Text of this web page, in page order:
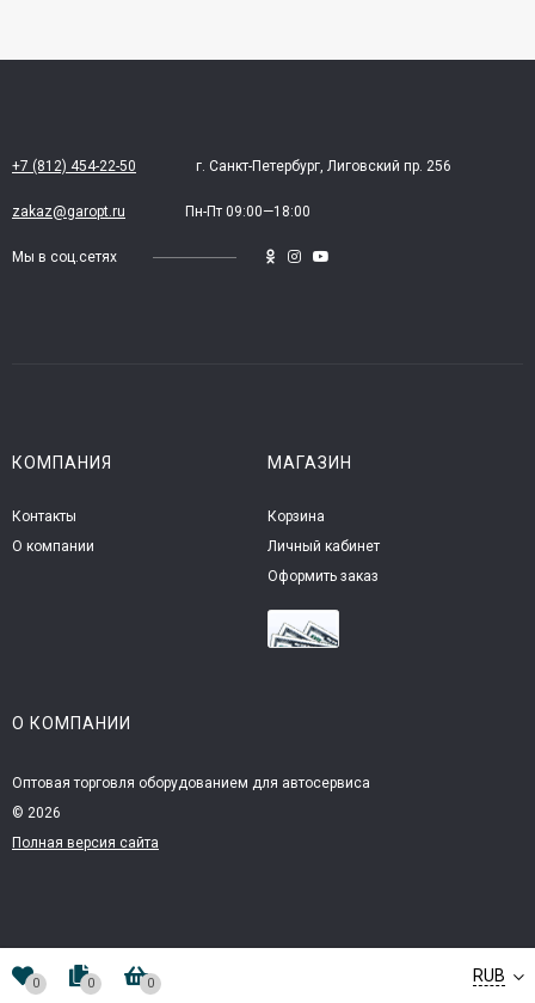
+7 (812) 454-22-50 г. Санкт-Петербург, Лиговский пр. 256
zakaz@garopt.ru Пн-Пт 09:00—18:00
Мы в соц.сетях
КОМПАНИЯ
Контакты
О компании
МАГАЗИН
Корзина
Личный кабинет
Оформить заказ
О КОМПАНИИ
Оптовая торговля оборудованием для автосервиса
© 2026
Полная версия сайта
RUB
0 0 0